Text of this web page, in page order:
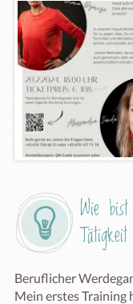
Wie
Beruflicher
Mein erstes Training